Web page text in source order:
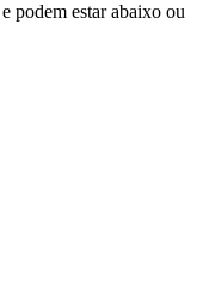
podem estar abaixo ou